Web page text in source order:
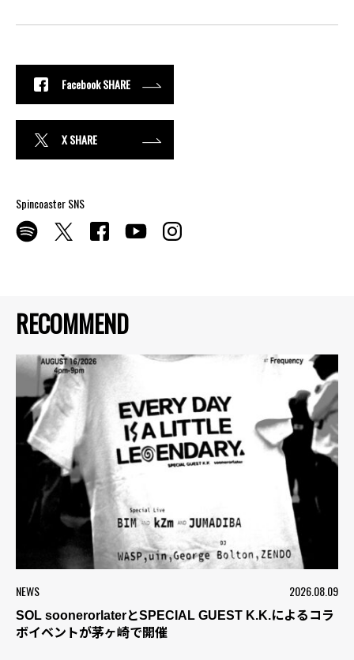
RECOMMEND
NEWS 2026.08.09
SOL soonerorlaterとSPECIAL GUEST K.K.によるコラ
ボイベントが茅ヶ崎で開催
Facebook SHARE
X SHARE
Spincoaster SNS